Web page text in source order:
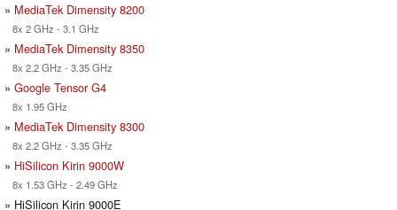
» MediaTek Dimensity 8200
8x 2 GHz - 3.1 GHz
» MediaTek Dimensity 8350
8x 2.2 GHz - 3.35 GHz
» Google Tensor G4
8x 1.95 GHz
» MediaTek Dimensity 8300
8x 2.2 GHz - 3.35 GHz
» HiSilicon Kirin 9000W
8x 1.53 GHz - 2.49 GHz
» HiSilicon Kirin 9000E